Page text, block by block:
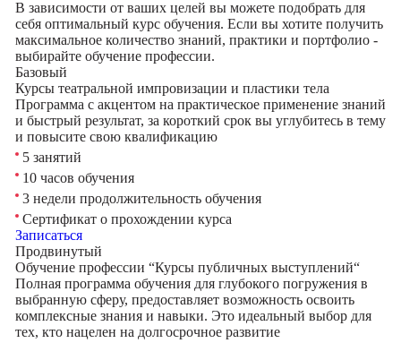
В зависимости от ваших целей вы можете подобрать для
себя оптимальный курс обучения. Если вы хотите получить
максимальное количество знаний, практики и портфолио -
выбирайте обучение профессии.
Базовый
Курсы театральной импровизации и пластики тела
Программа с акцентом на практическое применение знаний
и быстрый результат, за короткий срок вы углубитесь в тему
и повысите свою квалификацию
5 занятий
10 часов обучения
3 недели продолжительность обучения
Сертификат о прохождении курса
Записаться
Продвинутый
Обучение профессии “Курсы публичных выступлений“
Полная программа обучения для глубокого погружения в
выбранную сферу, предоставляет возможность освоить
комплексные знания и навыки. Это идеальный выбор для
тех, кто нацелен на долгосрочное развитие